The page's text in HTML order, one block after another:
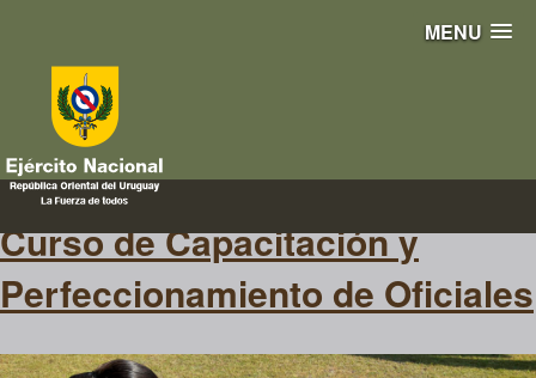
MENU
Ingresos
Curso de Capacitación y
Perfeccionamiento de Oficiales